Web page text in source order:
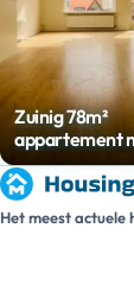
Zuinig 78m²
appartement
balkon in
Het meest actuele